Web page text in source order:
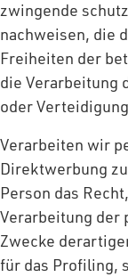
zwingende
nachweisen, die
Freiheiten der
die Verarbeitung
oder
Verarbeiten wir
Direktwerbung
Person das
Verarbeitung der
Zwecke
für das Profiling,